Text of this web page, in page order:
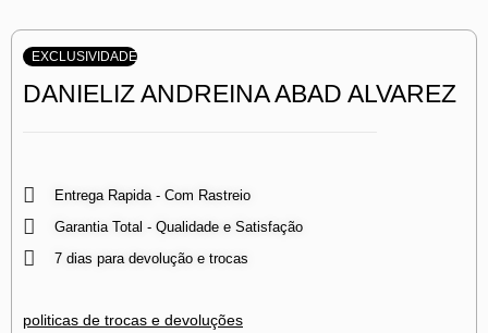
EXCLUSIVIDADE
DANIELIZ ANDREINA ABAD ALVAREZ
Entrega Rapida - Com Rastreio
Garantia Total - Qualidade e Satisfação
7 dias para devolução e trocas
politicas de trocas e devoluções